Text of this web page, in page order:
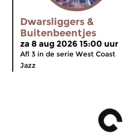
Dwarsliggers &
Buitenbeentjes
za 8 aug 2026 15:00 uur
Afl 3 in de serie West Coast
Jazz